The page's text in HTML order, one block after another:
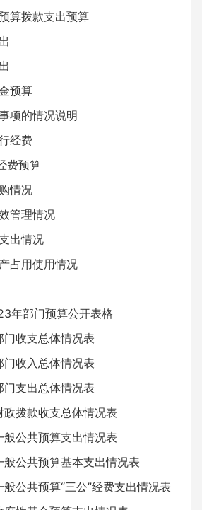
拨款支出预算
预算
的情况说明
经费
费预算
情况
管理情况
出情况
用使用情况
部门预算公开表格
收支总体情况表
收入总体情况表
支出总体情况表
拨款收支总体情况表
公共预算支出情况表
共预算基本支出情况表
共预算“三公”经费支出情况表